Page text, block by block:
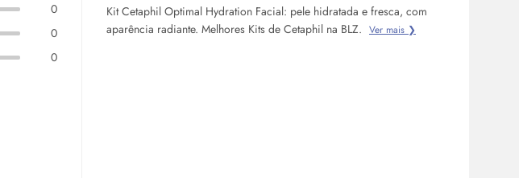
Kit Cetaphil Optimal Hydration Facial: pele hidratada e fresca, com
aparência radiante. Melhores Kits de Cetaphil na BLZ. Ver mais ❯
0
0
0